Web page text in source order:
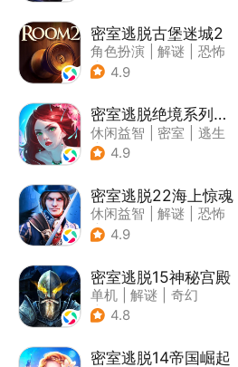
密室逃脱古堡迷城2
角色扮演 解谜
恐怖
| 密室逃脱
4.9
密室逃脱绝境系列4迷失森林
休闲益智 密室
逃生
| 密室逃脱
4.9
密室逃脱22海上惊魂
休闲益智 解谜
恐怖
| 密室逃脱
4.9
密室逃脱15神秘宫殿
单机 解谜
奇幻
| 密室逃脱
4.8
密室逃脱14帝国崛起